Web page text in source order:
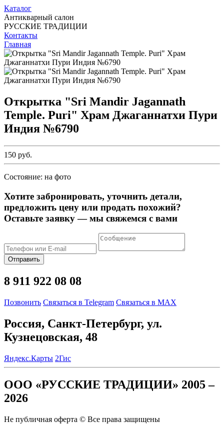
Каталог
Антикварный салон
РУССКИЕ ТРАДИЦИИ
Контакты
Главная
Открытка "Sri Mandir Jagannath
Temple. Puri" Храм Джаганнатхи Пури
Индия №6790
150 руб.
Состояние: на фото
Хотите забронировать, уточнить детали,
предложить цену или продать похожий?
Оставьте заявку — мы свяжемся с вами
Отправить
8 911 922 08 08
Позвонить Связаться в Telegram Связаться в MAX
Россия, Санкт-Петербург, ул.
Кузнецовская, 48
Яндекс.Карты 2Гис
ООО «РУССКИЕ ТРАДИЦИИ» 2005 –
2026
Не публичная оферта © Все права защищены